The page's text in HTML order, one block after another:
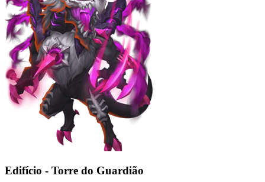
Edifício - Torre do Guardião